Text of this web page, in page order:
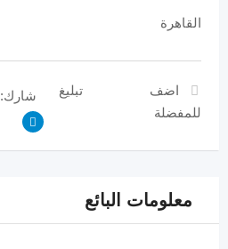
القاهرة
اضف
للمفضلة
تبليغ شارك:
معلومات البائع